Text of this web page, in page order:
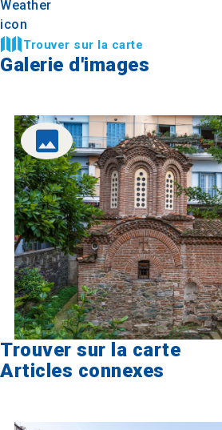
Trouver sur la carte
Galerie d'images
Trouver sur la carte
Articles connexes